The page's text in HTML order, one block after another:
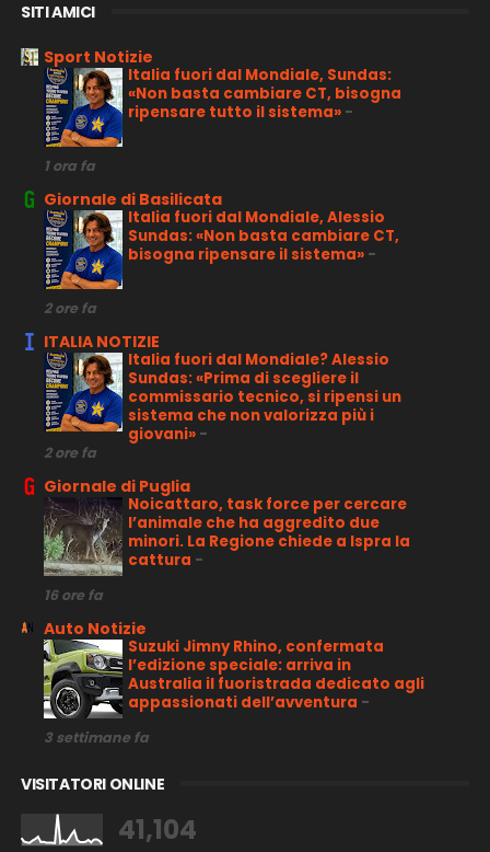
SITI AMICI
Sport Notizie
Italia fuori dal Mondiale, Sundas:
«Non basta cambiare CT, bisogna
ripensare tutto il sistema» -
1 ora fa
Giornale di Basilicata
Italia fuori dal Mondiale, Alessio
Sundas: «Non basta cambiare CT,
bisogna ripensare il sistema» -
2 ore fa
ITALIA NOTIZIE
Italia fuori dal Mondiale? Alessio
Sundas: «Prima di scegliere il
commissario tecnico, si ripensi un
sistema che non valorizza più i
giovani» -
2 ore fa
Giornale di Puglia
Noicattaro, task force per cercare
l’animale che ha aggredito due
minori. La Regione chiede a Ispra la
cattura -
16 ore fa
Auto Notizie
Suzuki Jimny Rhino, confermata
l’edizione speciale: arriva in
Australia il fuoristrada dedicato agli
appassionati dell’avventura -
3 settimane fa
VISITATORI ONLINE
41,104